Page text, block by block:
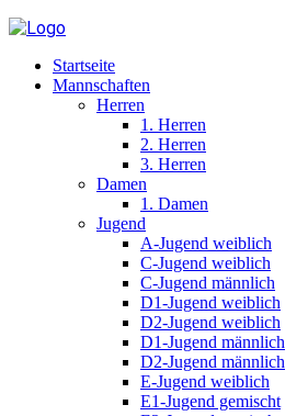
Startseite
Mannschaften
Herren
1. Herren
2. Herren
3. Herren
Damen
1. Damen
Jugend
A-Jugend weiblich
C-Jugend weiblich
C-Jugend männlich
D1-Jugend weiblich
D2-Jugend weiblich
D1-Jugend männlich
D2-Jugend männlich
E-Jugend weiblich
E1-Jugend gemischt